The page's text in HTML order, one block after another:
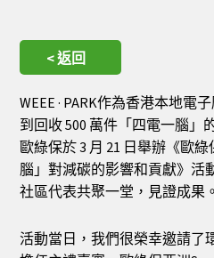
< 返回
WEEE · PARK作為香港本地電
到回收 500 萬件「四電一腦」
歐綠保於 3 月 21 日舉辦《歐
腦」對減碳的影響和貢獻》活
社區代表共聚一堂，見證成果。
活動當日，我們很榮幸邀請了